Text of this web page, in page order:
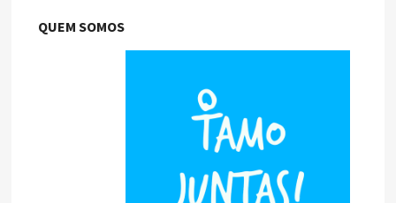
QUEM SOMOS